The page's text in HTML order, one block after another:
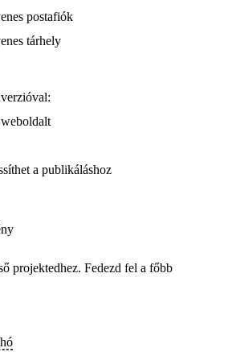
postafiók
tárhely
weboldalt
a publikáláshoz
projektedhez. Fedezd fel a főbb